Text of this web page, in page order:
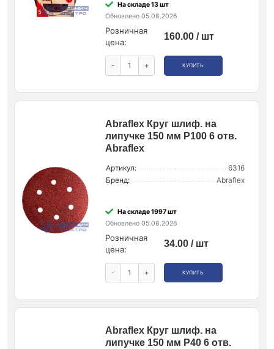
На складе 13 шт
Обновлено 05.08.2026
Розничная
цена:
160.00 / шт
- + КУПИТЬ
Abraflex Круг шлиф. на
липучке 150 мм P100 6 отв.
Abraflex
Артикул:
6316
Бренд:
Abraflex
На складе 1997 шт
Обновлено 05.08.2026
Розничная
цена:
34.00 / шт
- + КУПИТЬ
Abraflex Круг шлиф. на
липучке 150 мм P40 6 отв.